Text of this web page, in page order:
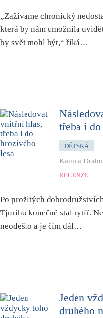
„Zažíváme chronický
která by nám umožnila
by svět mohl být,“ říká…
třeba i
DĚTSKÁ
Kamila
RECENZE
Po prožitých
Tjuriho konečně stal rytíř.
neodešlo a je čím dál…
Jeden
druhého